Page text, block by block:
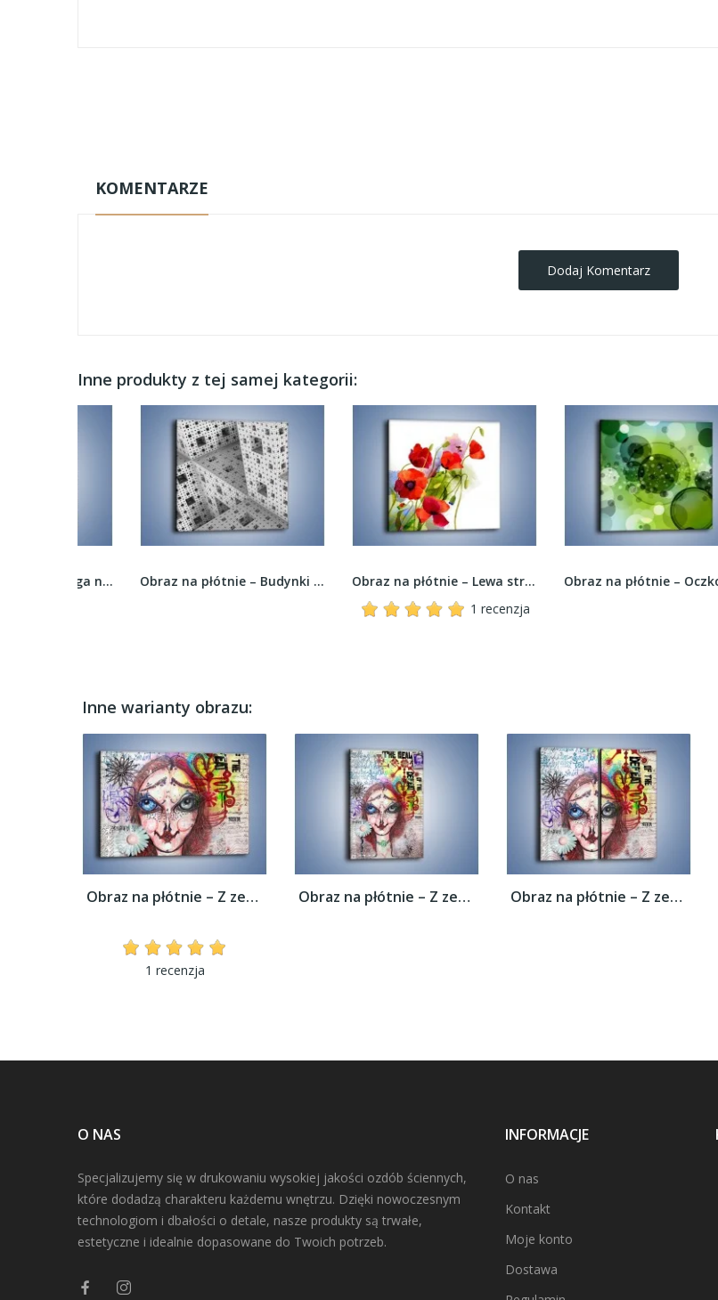
KOMENTARZE
Dodaj Komentarz
Inne produkty z tej samej kategorii:
Obraz na płótnie – Budynki z klocków –...
Obraz na płótnie – Lewa strona maków –...
1 recenzja
Obraz na płótnie – Oczko w oku – jednoczęściowy...
Inne warianty obrazu:
Obraz na płótnie – Z zeszytu ucznia –...
1 recenzja
Obraz na płótnie – Z zeszytu ucznia –... Obraz na płótnie – Z zeszytu ucznia –...
O NAS
Specjalizujemy się w drukowaniu wysokiej jakości ozdób ściennych,
które dodadzą charakteru każdemu wnętrzu. Dzięki nowoczesnym
technologiom i dbałości o detale, nasze produkty są trwałe,
estetyczne i idealnie dopasowane do Twoich potrzeb.
INFORMACJE
O nas
Kontakt
Moje konto
Dostawa